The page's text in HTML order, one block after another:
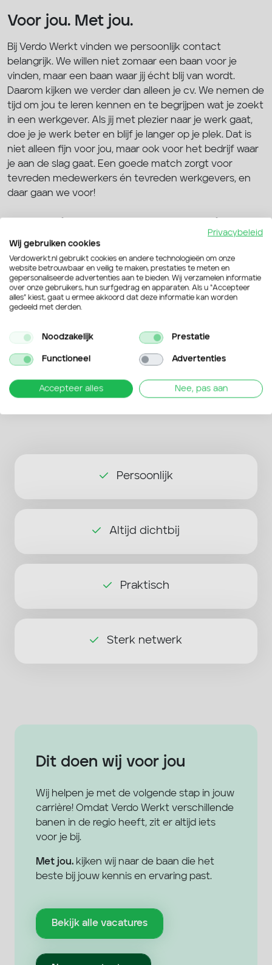
Voor jou. Met jou.
Bij Verdo Werkt vinden we persoonlijk contact
belangrijk. We willen niet zomaar een baan voor je
vinden, maar een baan waar jij écht blij van wordt.
Daarom kijken we verder dan alleen je cv. We nemen de
tijd om jou te leren kennen en te begrijpen wat je zoekt
in een werkgever. Als jij met plezier naar je werk gaat,
doe je je werk beter en blijf je langer op je plek. Dat is
niet alleen fijn voor jou, maar ook voor het bedrijf waar
je aan de slag gaat. Een goede match zorgt voor
tevreden medewerkers én tevreden werkgevers, en
daar gaan we voor!
Grave
Of je nu op zoek bent naar een nieuwe uitdaging of
gewoon lekker aan de slag wilt, in Grave zijn er volop
mogelijkheden. Wij helpen je bij het vinden van een
baan waar jij je goed bij voelt en met plezier naartoe
geregeld. Bekijk onze vacatures hierboven en ontdek
waar jij binnenkort kunt starten. Liever eerst even
denken graag met je mee!
Persoonlijk
Altijd dichtbij
Praktisch
Sterk netwerk
Dit doen wij voor jou
Wij helpen je met de volgende stap in jouw
carrière! Omdat Verdo Werkt verschillende
banen in de regio heeft, zit er altijd iets
voor je bij.
Met jou. kijken wij naar de baan die het
beste bij jouw kennis en ervaring past.
Bekijk alle vacatures
Privacybeleid
Wij gebruiken cookies
Verdowerkt.nl gebruikt cookies en andere technologieën om onze
website betrouwbaar en veilig te maken, prestaties te meten en
gepersonaliseerde advertenties aan te bieden. Wij verzamelen informatie
over onze gebruikers, hun surfgedrag en apparaten. Als u “Accepteer
alles” kiest, gaat u ermee akkoord dat deze informatie kan worden
gedeeld met derden.
Noodzakelijk Prestatie
Functioneel Advertenties
Accepteer alles Nee, pas aan